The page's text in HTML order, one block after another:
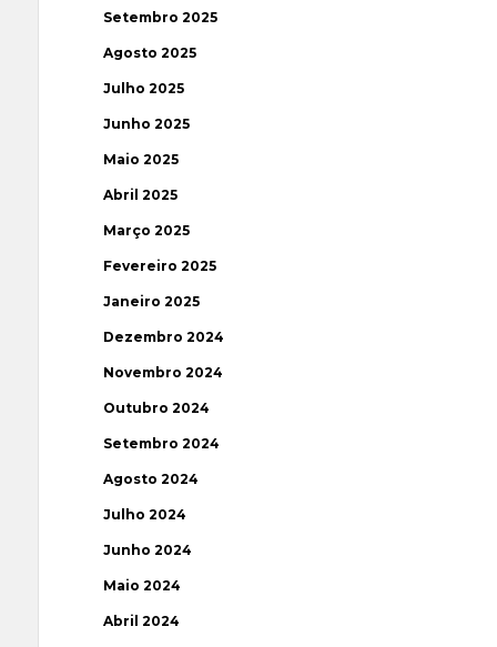
Setembro 2025
Agosto 2025
Julho 2025
Junho 2025
Maio 2025
Abril 2025
Março 2025
Fevereiro 2025
Janeiro 2025
Dezembro 2024
Novembro 2024
Outubro 2024
Setembro 2024
Agosto 2024
Julho 2024
Junho 2024
Maio 2024
Abril 2024